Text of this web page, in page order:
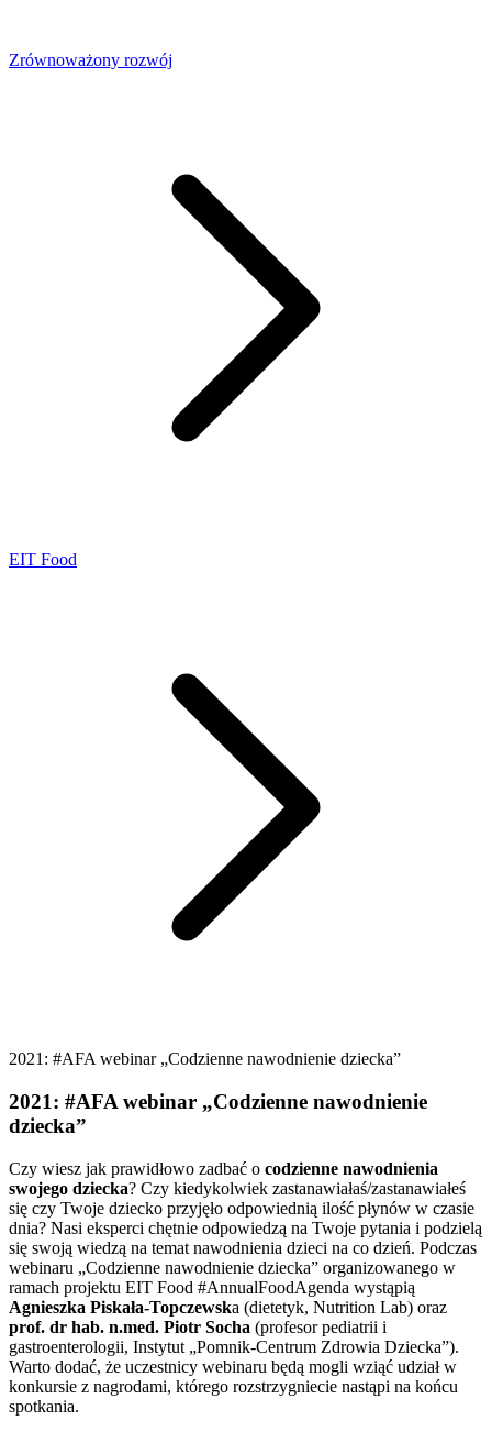
Zrównoważony rozwój
EIT Food
2021: #AFA webinar „Codzienne nawodnienie dziecka”
2021: #AFA webinar „Codzienne nawodnienie
dziecka”
Czy wiesz jak prawidłowo zadbać o codzienne nawodnienia
swojego dziecka? Czy kiedykolwiek zastanawiałaś/zastanawiałeś
się czy Twoje dziecko przyjęło odpowiednią ilość płynów w czasie
dnia? Nasi eksperci chętnie odpowiedzą na Twoje pytania i podzielą
się swoją wiedzą na temat nawodnienia dzieci na co dzień. Podczas
webinaru „Codzienne nawodnienie dziecka” organizowanego w
ramach projektu EIT Food #AnnualFoodAgenda wystąpią
Agnieszka Piskała-Topczewska (dietetyk, Nutrition Lab) oraz
prof. dr hab. n.med. Piotr Socha (profesor pediatrii i
gastroenterologii, Instytut „Pomnik-Centrum Zdrowia Dziecka”).
Warto dodać, że uczestnicy webinaru będą mogli wziąć udział w
konkursie z nagrodami, którego rozstrzygniecie nastąpi na końcu
spotkania.